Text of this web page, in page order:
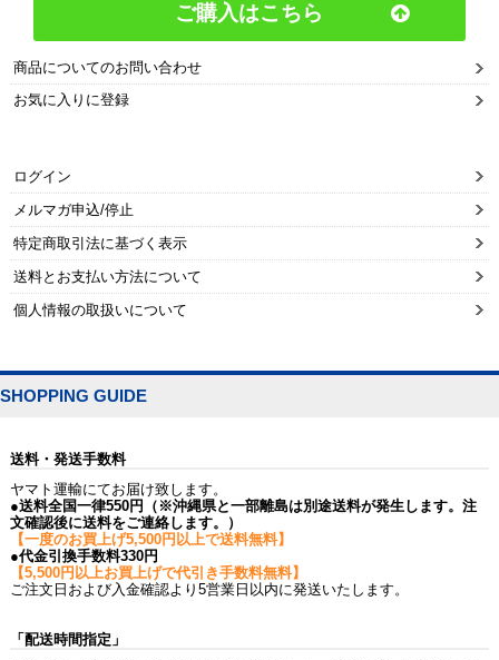
ご購入はこちら
商品についてのお問い合わせ
お気に入りに登録
ログイン
メルマガ申込/停止
特定商取引法に基づく表示
送料とお支払い方法について
個人情報の取扱いについて
SHOPPING GUIDE
送料・発送手数料
ヤマト運輸にてお届け致します。
●送料全国一律550円（※沖縄県と一部離島は別途送料が発生します。注
文確認後に送料をご連絡します。）
【一度のお買上げ5,500円以上で送料無料】
●代金引換手数料330円
【5,500円以上お買上げで代引き手数料無料】
ご注文日および入金確認より5営業日以内に発送いたします。
「配送時間指定」